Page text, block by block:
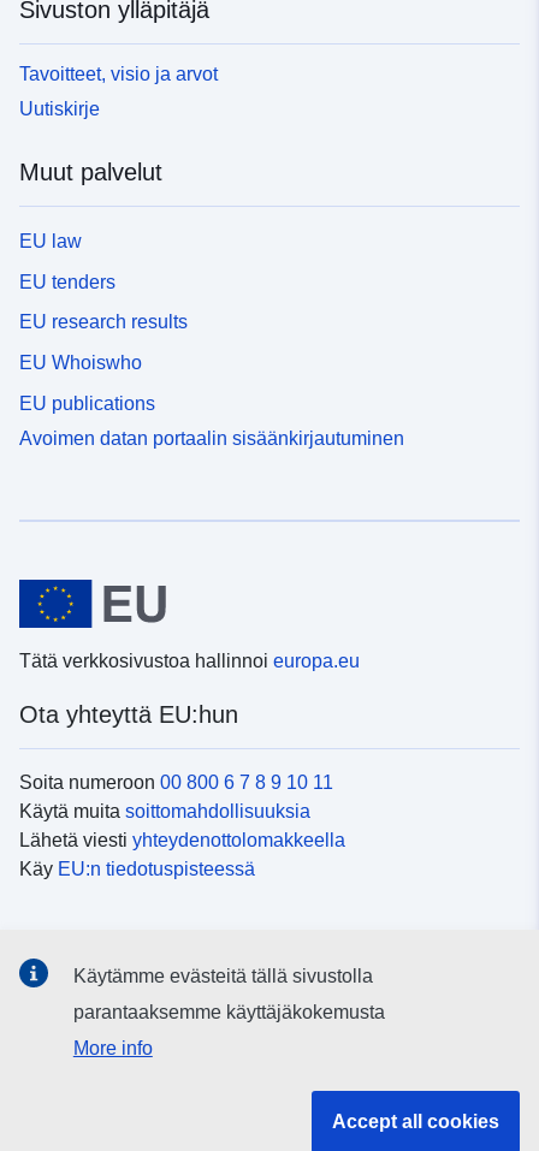
Sivuston ylläpitäjä
Tavoitteet, visio ja arvot
Uutiskirje
Muut palvelut
EU law
EU tenders
EU research results
EU Whoiswho
EU publications
Avoimen datan portaalin sisäänkirjautuminen
Tätä verkkosivustoa hallinnoi europa.eu
Ota yhteyttä EU:hun
Soita numeroon 00 800 6 7 8 9 10 11
Käytä muita soittomahdollisuuksia
Lähetä viesti yhteydenottolomakkeella
Käy EU:n tiedotuspisteessä
sosiaalisessa mediassa
EU:n toimielimet ja muut elimet
Käytämme evästeitä tällä sivustolla
parantaaksemme käyttäjäkokemusta
More info
Accept all cookies